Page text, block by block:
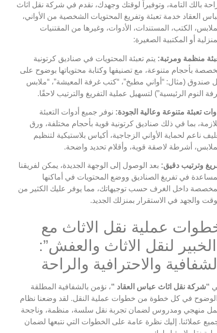
بالك التامة، وتوفيراً لوقتك وجهدك، نقدم في شركة نقل اثاث
العقاد خدمة تعبئة وتفريغ المحتويات الشخصية من الأواني،
الكتب، المستندات، الأدوات، وغيرها من المقتنيات
أو المكتبية الصغيرة:
منظمة ومرتبة: يتم تعبئة المحتويات في صناديق كرتونية
بأحجام متنوعة، مع تصنيفها وكتابة محتوياتها بوضوح على
صندوق (مثال: “أواني مطبخ”، “كتب غرفة المعيشة”، “ملابس
النوم الرئيسية”) لتسهيل عملية التفريغ والترتيب لاحقًا.
تعبئة متنوعة وعالية الجودة: نوفر جميع أدوات التعبئة
بما في ذلك صناديق كرتونية قوية بأحجام مختلفة، ورق
ناعم لحماية الأواني الزجاجية، أكياس بلاستيكية لتنظيم
أشرطة لاصقة قوية، وأقلام تحديد واضحة.
وترتيب دقيق: بعد الوصول إلى الوجهة الجديدة، يمكن لفريقنا
في تفريغ الصناديق ووضع المحتويات في أماكنها
داخل الغرف حسب توجيهاتك، مما يوفر عليك الكثير من
والجهد في الاستقرار بمنزلك الجديد.
عملية نقل الاثاث مع
لنقل الاثاث والعفش”:
والاحترافية والراحة
“شركة نقل اثاث عباس العقاد “، نؤمن بالشفافية المطلقة
في كل خطوة من خطوات عملية النقل. لقد وضعنا نظام
منهجي ومدروس لضمان تجربة نقل سلسة، منظمة، وناجحة
عملائنا. إليك نظرة عامة على الخطوات التي نتبعها لضمان